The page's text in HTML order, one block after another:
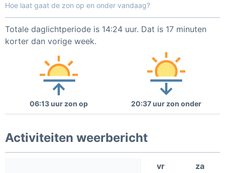
Hoe laat gaat de zon op en onder vandaag?
Totale daglichtperiode is 14:24 uur. Dat is 17 minuten
korter dan vorige week.
06:13 uur zon op 20:37 uur zon onder
Activiteiten weerbericht
vr
za